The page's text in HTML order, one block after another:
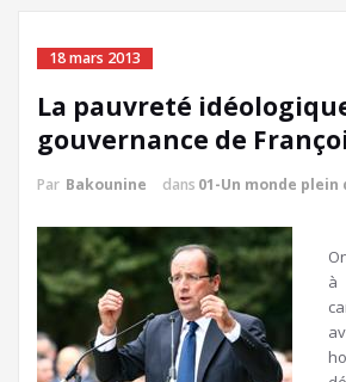
18 mars 2013
La pauvreté
gouvernance de
Par Bakounine dans 01-Un monde plein
à